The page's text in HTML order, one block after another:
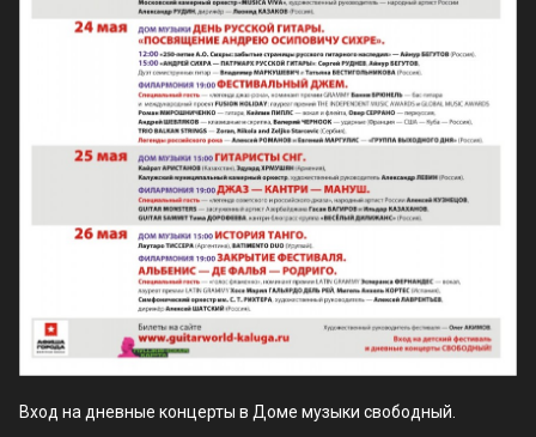
Вход на дневные концерты в Доме музыки свободный.